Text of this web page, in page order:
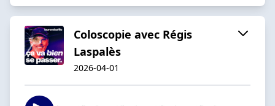
Coloscopie avec Régis
Laspalès
2026-04-01